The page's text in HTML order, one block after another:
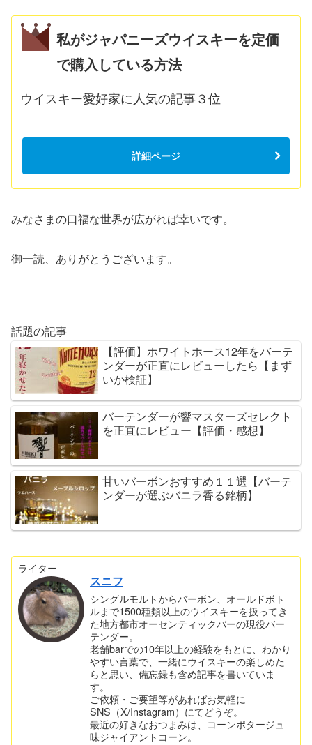
私がジャパニーズウイスキーを定価
で購入している方法
ウイスキー愛好家に人気の記事３位
詳細ページ
みなさまの口福な世界が広がれば幸いです。
御一読、ありがとうございます。
話題の記事
【評価】ホワイトホース12年をバーテ
ンダーが正直にレビューしたら【まず
いか検証】
バーテンダーが響マスターズセレクト
を正直にレビュー【評価・感想】
甘いバーボンおすすめ１１選【バーテ
ンダーが選ぶバニラ香る銘柄】
ライター
スニフ
シングルモルトからバーボン、オールドボト
ルまで1500種類以上のウイスキーを扱ってき
た地方都市オーセンティックバーの現役バー
テンダー。
老舗barでの10年以上の経験をもとに、わかり
やすい言葉で、一緒にウイスキーの楽しめた
らと思い、備忘録も含め記事を書いていま
す。
ご依頼・ご要望等があればお気軽に
SNS（X/Instagram）にてどうぞ。
最近の好きなおつまみは、コーンポタージュ
味ジャイアントコーン。